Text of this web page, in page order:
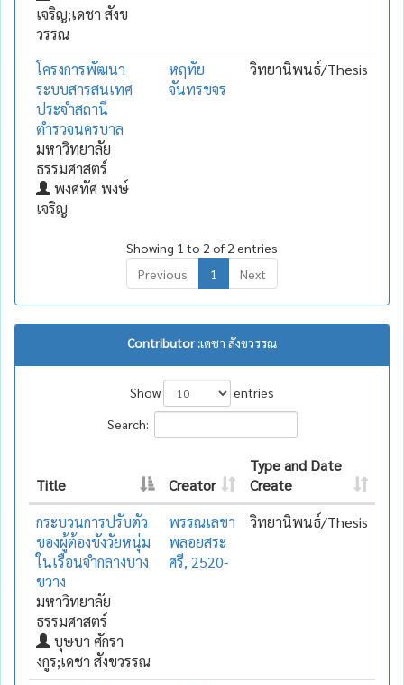
เจริญ;เดชา สังข
วรรณ
โครงการพัฒนา
ระบบสารสนเทศ
ประจำสถานี
ตำรวจนครบาล
มหาวิทยาลัย
ธรรมศาสตร์
พงศทัศ พงษ์
เจริญ
หฤทัย
จันทรขจร
วิทยานิพนธ์/Thesis
Showing 1 to 2 of 2 entries
Previous
1 Next
Contributor :เดชา สังขวรรณ
Show
entries
Search:
Title Creator
Type and Date
Create
กระบวนการปรับตัว
ของผู้ต้องขังวัยหนุ่ม
ในเรือนจำกลางบาง
ขวาง
มหาวิทยาลัย
ธรรมศาสตร์
บุษบา ศักรา
งกูร;เดชา สังขวรรณ
พรรณเลขา
พลอยสระ
ศรี, 2520-
วิทยานิพนธ์/Thesis